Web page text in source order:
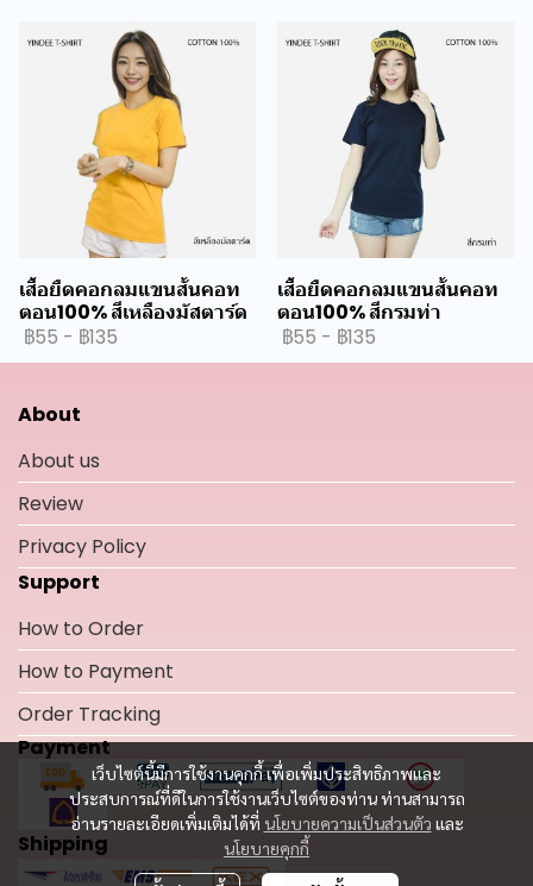
เสื้อยืดคอกลมแขนสั้นคอท
ตอน100% สีเหลืองมัสตาร์ด
฿55 - ฿135
เสื้อยืดคอกลมแขนสั้นคอท
ตอน100% สีกรมท่า
฿55 - ฿135
เว็บไซต์นี้มีการใช้งานคุกกี้ เพื่อเพิ่มประสิทธิภาพและ
ประสบการณ์ที่ดีในการใช้งานเว็บไซต์ของท่าน ท่านสามารถ
อ่านรายละเอียดเพิ่มเติมได้ที่ นโยบายความเป็นส่วนตัว และ
นโยบายคุกกี้
About
About us
Review
Privacy Policy
Support
How to Order
How to Payment
Order Tracking
Payment
Shipping